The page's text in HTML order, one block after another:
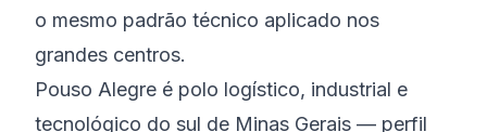
o mesmo padrão técnico aplicado nos
grandes centros.
Pouso Alegre é polo logístico, industrial e
tecnológico do sul de Minas Gerais — perfil